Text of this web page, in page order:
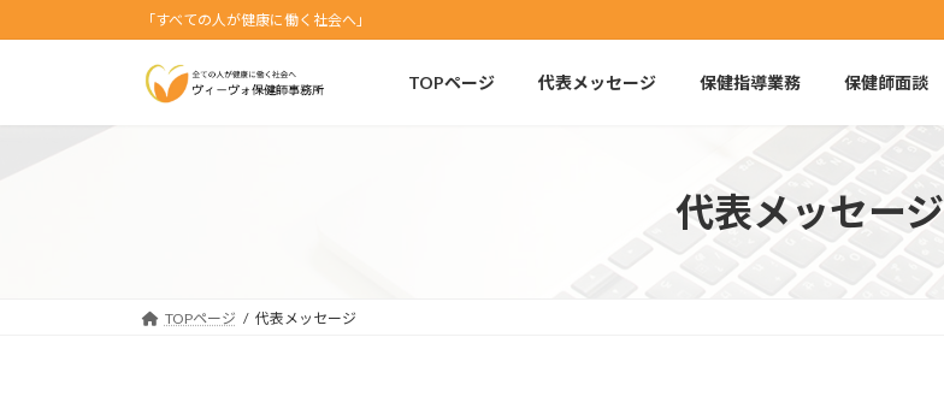
ン
ツ
ビ
シ
「すべての人が健康に働く社会へ」
TOPページ 代表メッセージ 保健指導業務 保健師面談
代表メッセージ
TOPページ 代表メッセージ